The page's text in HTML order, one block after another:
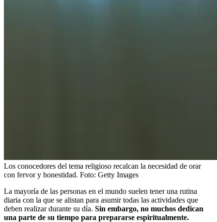
Los conocedores del tema religioso recalcan la necesidad de orar
con fervor y honestidad. Foto: Getty Images
La mayoría de las personas en el mundo suelen tener una rutina
diaria con la que se alistan para asumir todas las actividades que
deben realizar durante su día. Sin embargo, no muchos dedican
una parte de su tiempo para prepararse espiritualmente.